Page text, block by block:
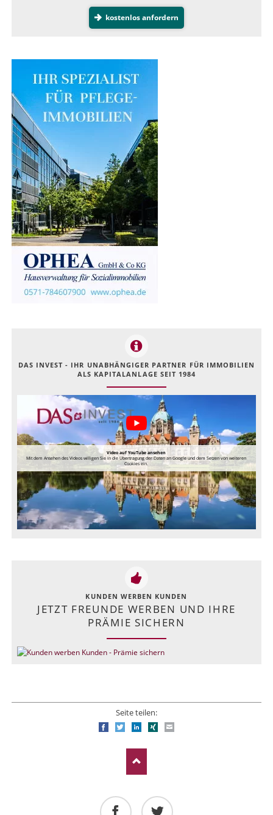
kostenlos anfordern
DAS INVEST - IHR UNABHÄNGIGER PARTNER FÜR IMMOBILIEN
ALS KAPITALANLAGE SEIT 1984
Video auf YouTube ansehen
Mit dem Ansehen des Videos willigen Sie in die Übertragung der Daten an Google und dem Setzen von weiteren
Cookies ein.
KUNDEN WERBEN KUNDEN
JETZT FREUNDE WERBEN UND IHRE
PRÄMIE SICHERN
Seite teilen:
FacebookTwitterLinkedIn
Xing